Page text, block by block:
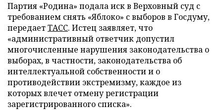
Партия «Родина» подала иск в Верховный суд с
требованием снять «Яблоко» с выборов в Госдуму,
передаетТАСС. Истец заявляет, что
«административный ответчик допустил
многочисленные нарушения законодательства о
выборах, в частности, законодательства об
интеллектуальной собственности и о
противодействии экстремизму, каждое из
которых влечет отмену регистрации
зарегистрированного списка».